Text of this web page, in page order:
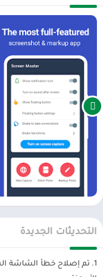
3. مجموعة متنوعة من ميزات التعليقات التوضيحية للصورة
7. دعم لقطة شاشة طويلة وخياطة الصور
الميزات الرئيسية:
خذ لقطات من الشاشة:
يوفر Screen Master مجموعة متنوعة من الميزات لالتقاط لقطة شاشة
– الزر العائم: زر بسيط
لقطة شاشة
– اهتزاز الجهاز: هز جهازك
التحديثات الجديدة
1. تم إصلاح خطأ الشاشة